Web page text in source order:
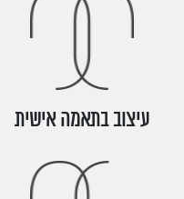
עיצוב בתאמה אישית